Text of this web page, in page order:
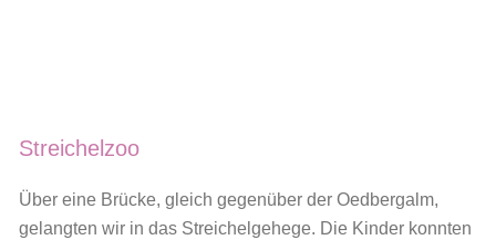
Streichelzoo
Über eine Brücke, gleich gegenüber der Oedbergalm,
gelangten wir in das Streichelgehege. Die Kinder konnten